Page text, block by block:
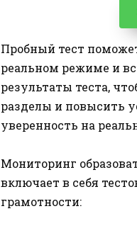
Пробный тест
реальном режиме и
результаты теста,
разделы и повысить
уверенность на
Мониторинг
включает в себя
грамотности: